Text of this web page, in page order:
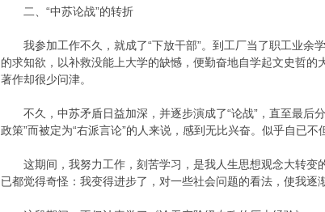
二、“中苏论战”的转折
我参加工作不久，就成了“下放干部”。到工厂当了职工业余
的求知欲，以补救没能上大学的缺憾，便勤奋地自学起文史哲
著作却很少问津。
不久，中苏矛盾日益加深，并逐步演成了“论战”，直至最后
政策”而被定为“右派言论”的人来说，感到无比兴奋。似乎自已不
这期间，我努力工作，刻苦学习，是我人生思想观念大转变
已都觉得奇怪：我变得进步了，对一些社会问题的看法，使我